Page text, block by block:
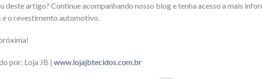
deste artigo? Continue acompanhando nosso blog e tenha acesso a mais
e o revestimento automotivo.
por: Loja JB | www.lojajbtecidos.com.br